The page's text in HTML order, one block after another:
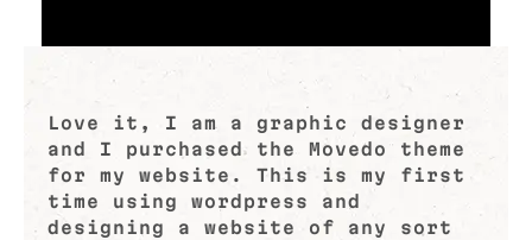
Love it, I am a graphic designer
and I purchased the Movedo theme
for my website. This is my first
time using wordpress and
designing a website of any sort